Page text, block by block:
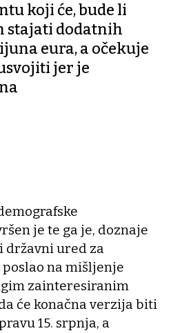
koji će, bude li
stajati dodatnih
eura, a očekuje
jer je
je te ga je, doznaje
državni ured za
na mišljenje
zainteresiranim
će konačna verzija biti
15. srpnja, a